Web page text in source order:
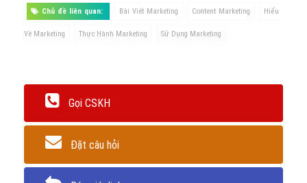
Chủ đề liên quan: Bài Viết Marketing Content Marketing Hiểu
Về Marketing Thực Hành Marketing Sử Dụng Marketing
Gọi CSKH
Đặt câu hỏi